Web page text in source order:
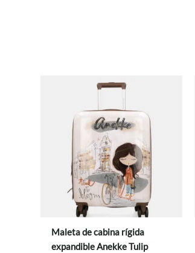
Maleta de cabina rígida
expandible Anekke Tulip